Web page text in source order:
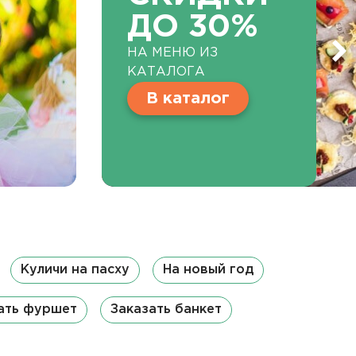
ДО 30%
НА МЕНЮ ИЗ
КАТАЛОГА
В каталог
Куличи на пасху На новый год
фуршет Заказать банкет